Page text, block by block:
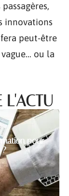
innovations
peut-être
ou la
L'ACTU
pour
?